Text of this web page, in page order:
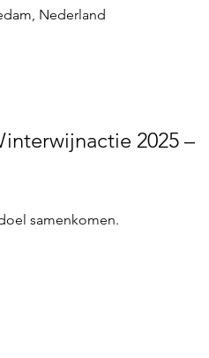
Nederland
2025 –
samenkomen.